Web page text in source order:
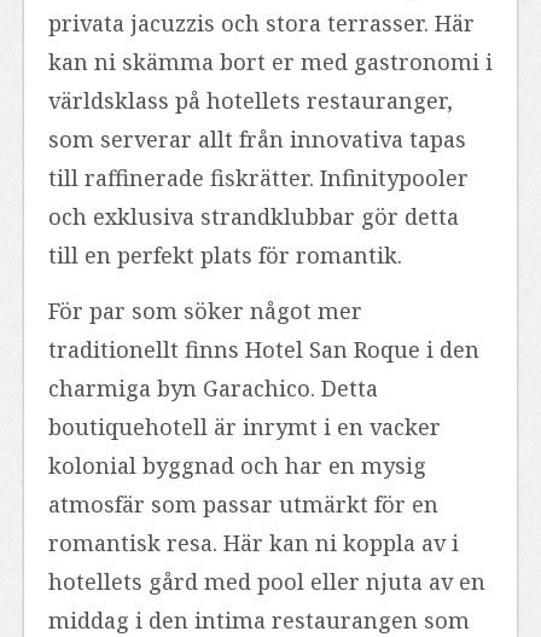
privata jacuzzis och stora terrasser. Här
kan ni skämma bort er med gastronomi i
världsklass på hotellets restauranger,
som serverar allt från innovativa tapas
till raffinerade fiskrätter. Infinitypooler
och exklusiva strandklubbar gör detta
till en perfekt plats för romantik.
För par som söker något mer
traditionellt finns Hotel San Roque i den
charmiga byn Garachico. Detta
boutiquehotell är inrymt i en vacker
kolonial byggnad och har en mysig
atmosfär som passar utmärkt för en
romantisk resa. Här kan ni koppla av i
hotellets gård med pool eller njuta av en
middag i den intima restaurangen som